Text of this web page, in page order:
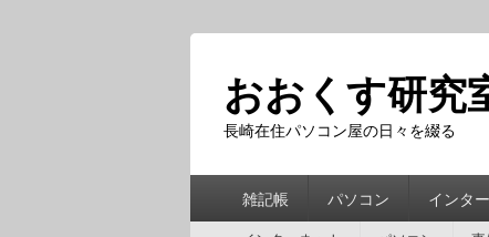
おおくす研究
長崎在住パソコン屋の日々を綴る
雑記帳 パソコン インタ